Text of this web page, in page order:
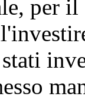
per il